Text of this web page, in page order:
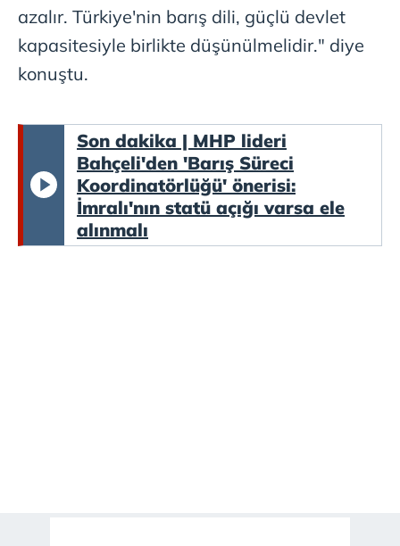
azalır. Türkiye'nin barış dili, güçlü devlet
kapasitesiyle birlikte düşünülmelidir." diye
konuştu.
Son dakika | MHP lideri
Bahçeli'den 'Barış Süreci
Koordinatörlüğü' önerisi:
İmralı'nın statü açığı varsa ele
alınmalı